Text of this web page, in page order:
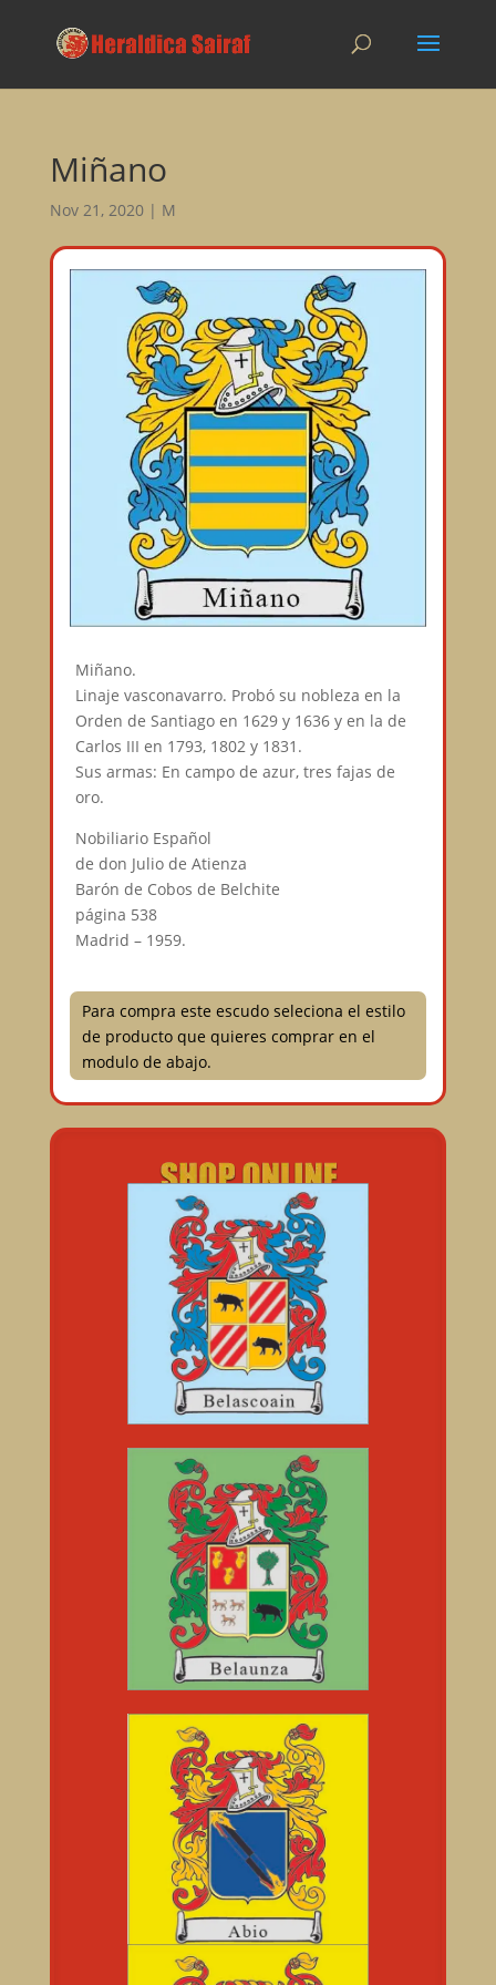
Miñano
Nov 21, 2020| M
Miñano.
Linaje vasconavarro. Probó su nobleza en la
Orden de Santiago en 1629 y 1636 y en la de
Carlos III en 1793, 1802 y 1831.
Sus armas: En campo de azur, tres fajas de
oro.
Nobiliario Español
de don Julio de Atienza
Barón de Cobos de Belchite
página 538
Madrid – 1959.
Para compra este escudo seleciona el estilo
de producto que quieres comprar en el
modulo de abajo.